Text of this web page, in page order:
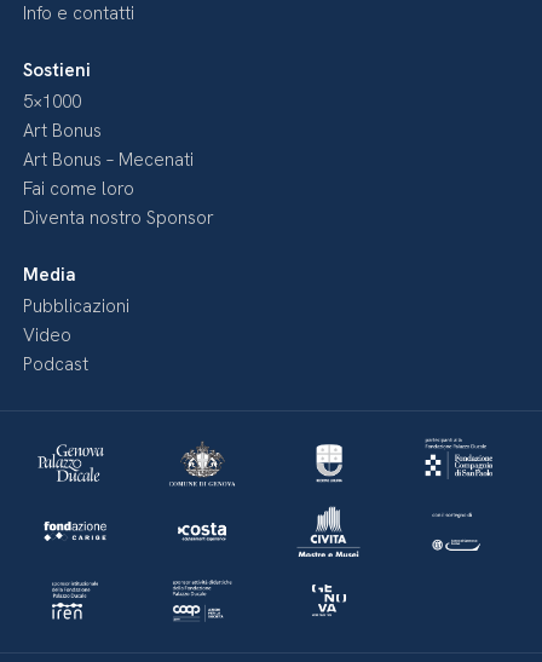
Info e contatti
Sostieni
5×1000
Art Bonus
Art Bonus – Mecenati
Fai come loro
Diventa nostro Sponsor
Media
Pubblicazioni
Video
Podcast